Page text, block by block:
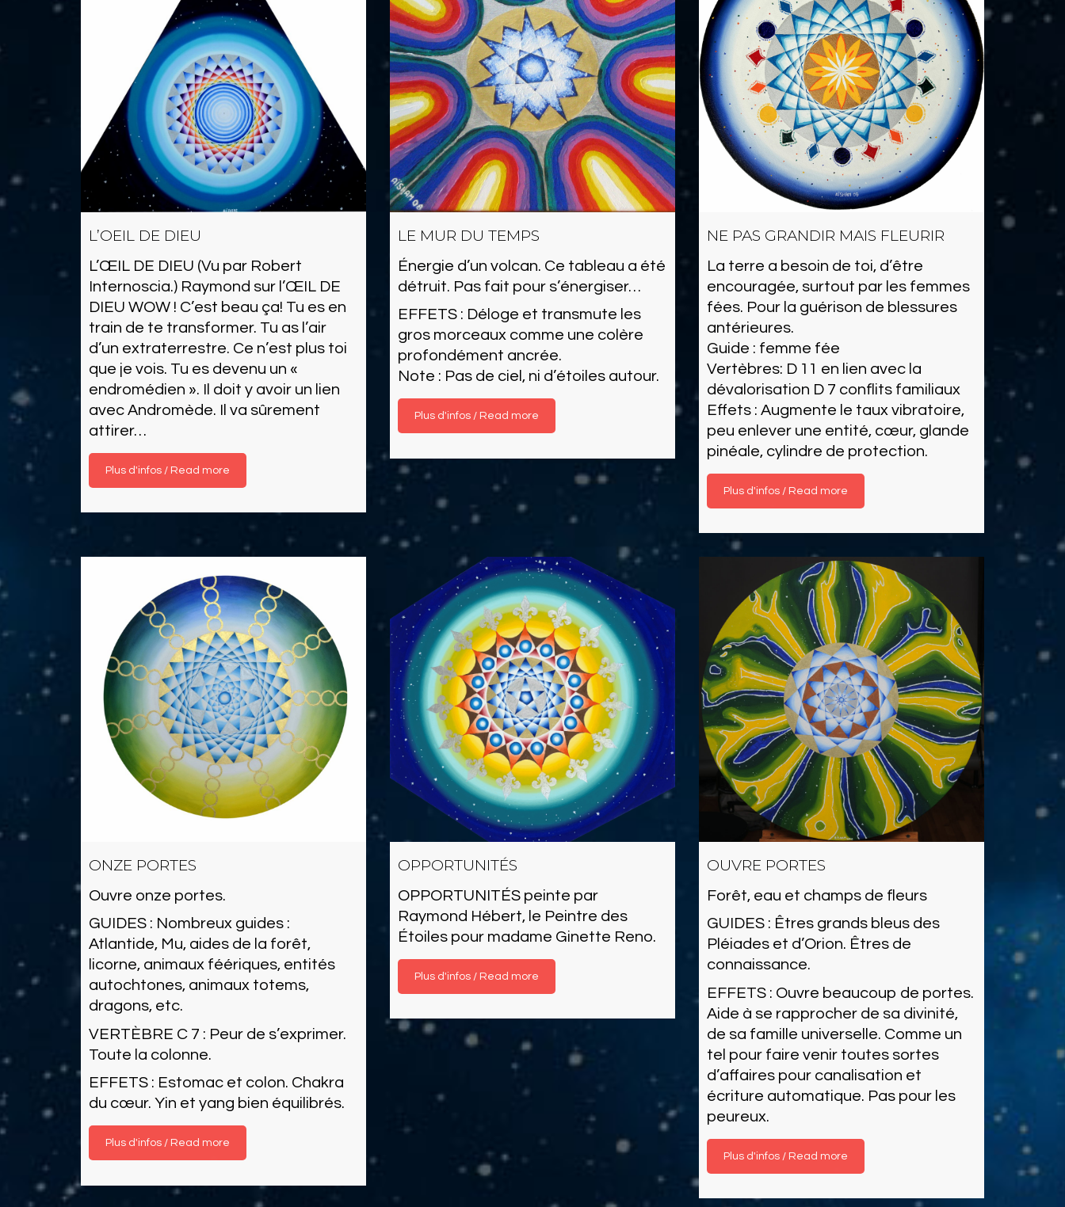
L’OEIL DE DIEU
L’ŒIL DE DIEU (Vu par Robert
Internoscia.) Raymond sur l’ŒIL DE
DIEU WOW ! C’est beau ça! Tu es en
train de te transformer. Tu as l’air
d’un extraterrestre. Ce n’est plus toi
que je vois. Tu es devenu un «
endromédien ». Il doit y avoir un lien
avec Andromède. Il va sûrement
attirer…
Read more
LE MUR DU TEMPS
Énergie d’un volcan. Ce tableau a été
détruit. Pas fait pour s’énergiser…
EFFETS : Déloge et transmute les
gros morceaux comme une colère
profondément ancrée.
Note : Pas de ciel, ni d’étoiles autour.
Read more
NE PAS GRANDIR MAIS FLEURIR
La terre a besoin de toi, d’être
encouragée, surtout par les femmes
fées. Pour la guérison de blessures
antérieures.
Guide : femme fée
Vertèbres: D 11 en lien avec la
dévalorisation D 7 conflits familiaux
Effets : Augmente le taux vibratoire,
peu enlever une entité, cœur, glande
pinéale, cylindre de protection.
Read more
ONZE PORTES
Ouvre onze portes.
GUIDES : Nombreux guides :
Atlantide, Mu, aides de la forêt,
licorne, animaux féériques, entités
autochtones, animaux totems,
dragons, etc.
VERTÈBRE C 7 : Peur de s’exprimer.
Toute la colonne.
EFFETS : Estomac et colon. Chakra
du cœur. Yin et yang bien équilibrés.
Read more
OPPORTUNITÉS
OPPORTUNITÉS peinte par
Raymond Hébert, le Peintre des
Étoiles pour madame Ginette Reno.
Read more
OUVRE PORTES
Forêt, eau et champs de fleurs
GUIDES : Êtres grands bleus des
Pléiades et d’Orion. Êtres de
connaissance.
EFFETS : Ouvre beaucoup de portes.
Aide à se rapprocher de sa divinité,
de sa famille universelle. Comme un
tel pour faire venir toutes sortes
d’affaires pour canalisation et
écriture automatique. Pas pour les
peureux.
Read more